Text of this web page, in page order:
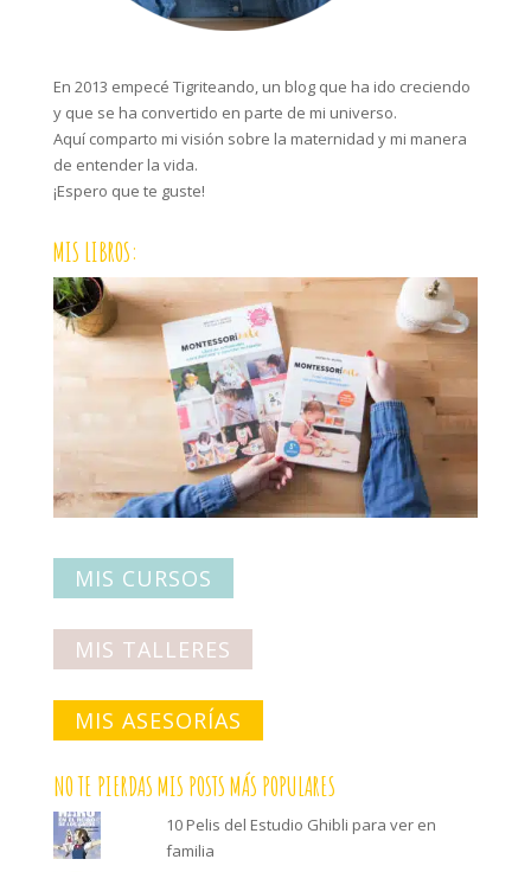
En 2013 empecé Tigriteando, un blog que ha ido creciendo
y que se ha convertido en parte de mi universo.
Aquí comparto mi visión sobre la maternidad y mi manera
de entender la vida.
¡Espero que te guste!
MIS LIBROS:
MIS CURSOS
MIS TALLERES
MIS ASESORÍAS
NO TE PIERDAS MIS POSTS MÁS POPULARES
10 Pelis del Estudio Ghibli para ver en
familia